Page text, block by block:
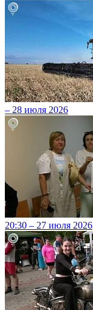
– 28 июля 2026
20:30 – 27 июля 2026